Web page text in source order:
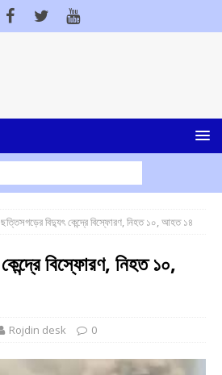
ছত্তিসগড়ের বিদ্যুৎ কেন্দ্রে বিস্ফোরণ, নিহত ১০, আহত ১৪
বিস্ফোরণ, নিহত ১০,
Rojdin desk 0